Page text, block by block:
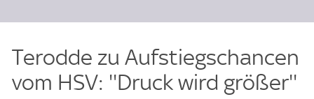
Terodde zu Aufstiegschancen
vom HSV: ''Druck wird größer''